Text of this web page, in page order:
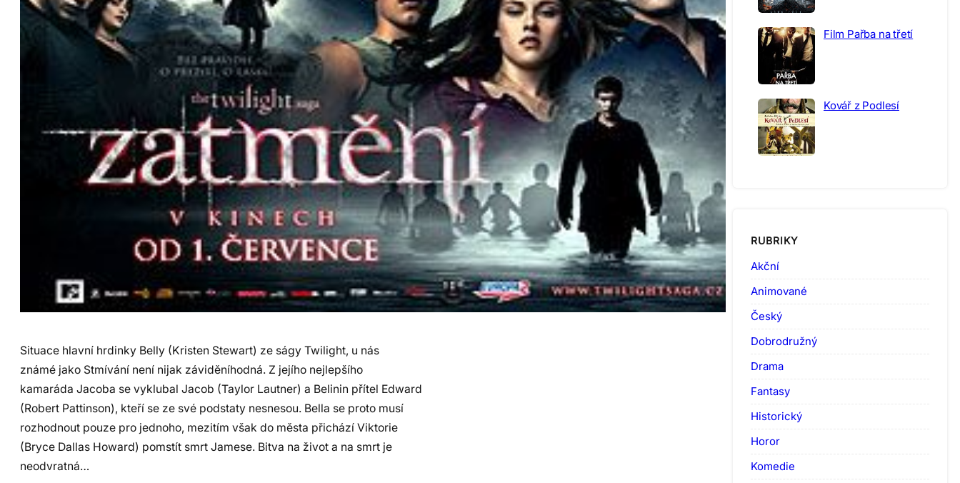
Situace hlavní hrdinky Belly (Kristen Stewart) ze ságy Twilight, u nás
známé jako Stmívání není nijak záviděníhodná. Z jejího nejlepšího
kamaráda Jacoba se vyklubal Jacob (Taylor Lautner) a Belinin přítel Edward
(Robert Pattinson), kteří se ze své podstaty nesnesou. Bella se proto musí
rozhodnout pouze pro jednoho, mezitím však do města přichází Viktorie
(Bryce Dallas Howard) pomstít smrt Jamese. Bitva na život a na smrt je
neodvratná…
Film Pařba na třetí
Kovář z Podlesí
RUBRIKY
Akční
Animované
Český
Dobrodružný
Drama
Fantasy
Historický
Horor
Komedie